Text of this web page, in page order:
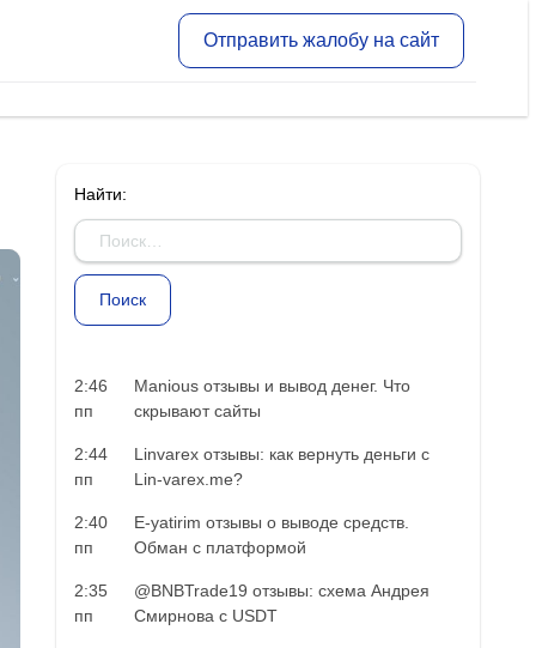
Отправить жалобу на сайт
Найти:
2:46
пп
Manious отзывы и вывод денег. Что
скрывают сайты
2:44
пп
Linvarex отзывы: как вернуть деньги с
Lin-varex.me?
2:40
пп
E-yatirim отзывы о выводе средств.
Обман с платформой
2:35
пп
@BNBTrade19 отзывы: схема Андрея
Смирнова с USDT